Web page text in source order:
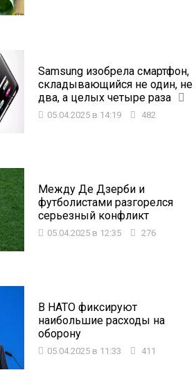
Samsung изобрела смартфон,
складывающийся не один, не
два, а целых четыре раза
05.04.2025 в 14:19 482
Между Де Дзерби и
футболистами разгорелся
серьезный конфликт
05.04.2025 в 12:35 276
В НАТО фиксируют
наибольшие расходы на
оборону
05.04.2025 в 11:33 411